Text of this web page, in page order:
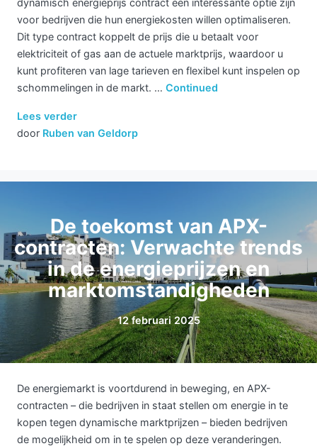
dynamisch energieprijs contract een interessante optie zijn
voor bedrijven die hun energiekosten willen optimaliseren.
Dit type contract koppelt de prijs die u betaalt voor
elektriciteit of gas aan de actuele marktprijs, waardoor u
kunt profiteren van lage tarieven en flexibel kunt inspelen op
schommelingen in de markt. … Continued
Lees verder
door Ruben van Geldorp
De toekomst van APX-
contracten: Verwachte trends
in de energieprijzen en
marktomstandigheden
12 februari 2025
De energiemarkt is voortdurend in beweging, en APX-
contracten – die bedrijven in staat stellen om energie in te
kopen tegen dynamische marktprijzen – bieden bedrijven
de mogelijkheid om in te spelen op deze veranderingen.